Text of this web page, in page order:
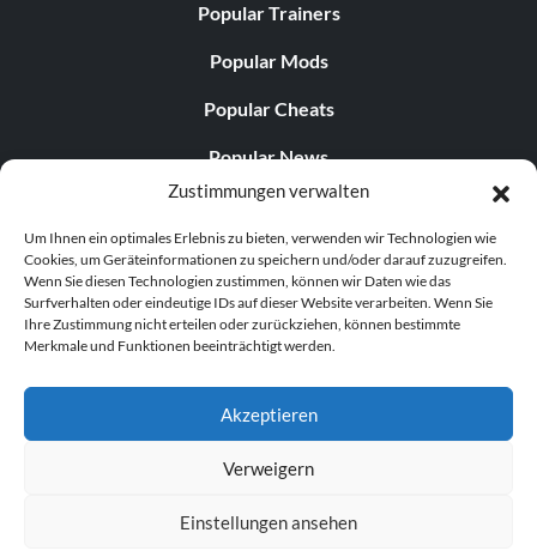
Zustimmungen verwalten
Um Ihnen ein optimales Erlebnis zu bieten, verwenden wir Technologien wie
Cookies, um Geräteinformationen zu speichern und/oder darauf zuzugreifen.
Wenn Sie diesen Technologien zustimmen, können wir Daten wie das
Surfverhalten oder eindeutige IDs auf dieser Website verarbeiten. Wenn Sie
Ihre Zustimmung nicht erteilen oder zurückziehen, können bestimmte
Merkmale und Funktionen beeinträchtigt werden.
Akzeptieren
Verweigern
Einstellungen ansehen
Popular Trainers
Popular Mods
Popular Cheats
Popular News
Popular Editorials
Popular Free Games
LATEST UPDATES
© 1998–2026 MegaGames.com All rights reserved